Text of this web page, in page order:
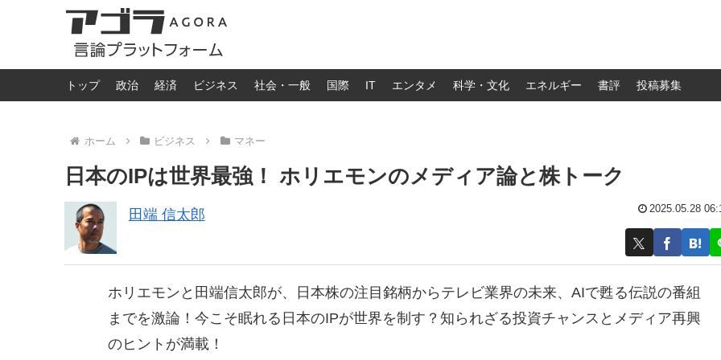
トップ 政治 経済 ビジネス 社会・一般 国際 IT エンタメ 科学・文化 エネルギー 書評 投稿募集
ホーム ビジネス マネー
日本のIPは世界最強！ ホリエモンのメディア論と株トーク
田端 信太郎 2025.05.28
ホリエモンと田端信太郎が、日本株の注目銘柄からテレビ業界の未来、AIで甦る伝説の番組
までを激論！今こそ眠れる日本のIPが世界を制す？知られざる投資チャンスとメディア再興
のヒントが満載！